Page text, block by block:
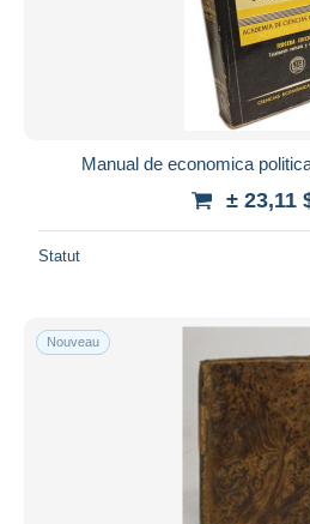
Manual de economica
± 23,11
Statut
Nouveau